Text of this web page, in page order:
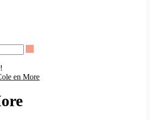
en More